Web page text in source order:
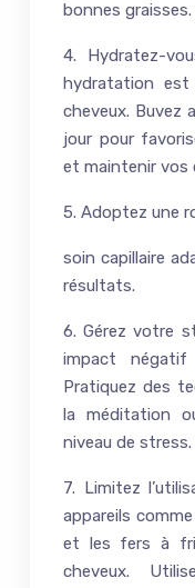
bonnes graisses.
4. Hydratez-
hydratation
cheveux. Buvez
jour pour
et maintenir vos
5. Adoptez une
soin capillaire
résultats.
6. Gérez votre
impact
Pratiquez des
la méditation
niveau de stress.
7. Limitez
appareils
et les fers à
cheveux.